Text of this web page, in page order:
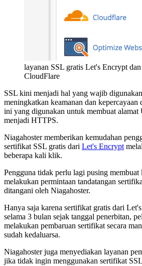
layanan SSL gratis Let's Encrypt
CloudFlare
SSL kini menjadi hal yang wajib
meningkatkan keamanan dan kepercayaan
ini yang digunakan untuk membuat alamat
menjadi HTTPS.
Niagahoster memberikan kemudahan
sertifikat SSL gratis dari Let's Encrypt
beberapa kali klik.
Pengguna tidak perlu lagi pusing
melakukan permintaan tandatangan
ditangani oleh Niagahoster.
Hanya saja karena sertifikat gratis dari
selama 3 bulan sejak tanggal penerbitan,
melakukan pembaruan sertifikat secara
sudah kedaluarsa.
Niagahoster juga menyediakan layanan
jika tidak ingin menggunakan sertifikat